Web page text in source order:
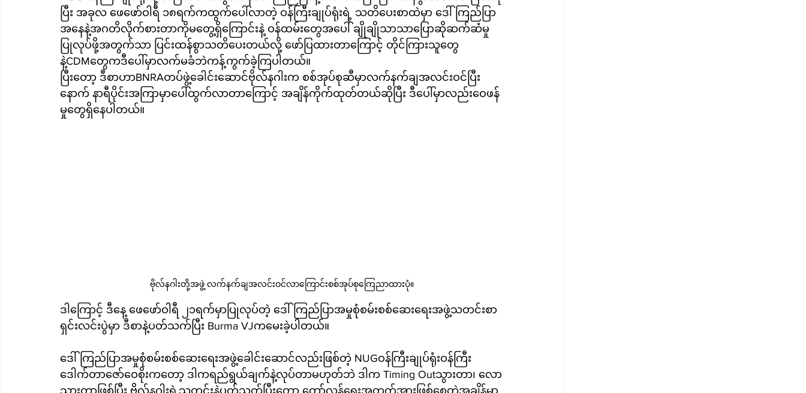
ပြီး အခုလ ဖေ‌ဖော်ဝါရီ ၁၈ရက်ကထွက်ပေါ်လာတဲ့ ဝန်ကြီးချုပ်ရုံးရဲ့ သတိပေးစာထဲမှာ ဒေါ်ကြည်ပြာ
အနေနဲ့အဂတိလိုက်စားတာကိုမတွေ့ရှိကြောင်းနဲ့ ဝန်ထမ်းတွေအပေါ် ချိုချိုသာသာပြောဆိုဆက်ဆံမှု
ပြုလုပ်ဖို့အတွက်သာ ပြင်းထန်စွာသတိပေးတယ်လို့ ဖော်ပြထားတာကြောင့် တိုင်ကြားသူတွေ
နဲ့CDMတွေကဒီပေါ်မှာလက်မခံဘဲကန့်ကွက်ခဲ့ကြပါတယ်။
ပြီးတော့ ဒီစာဟာBNRAတပ်ဖွဲ့ခေါင်းဆောင်ဗိုလ်နဂါးက စစ်အုပ်စုဆီမှာလက်နက်ချအလင်းဝင်ပြီး
နောက် နာရီပိုင်းအကြာမှာပေါ်ထွက်လာတာကြောင့် အချိန်ကိုက်ထုတ်တယ်ဆိုပြီး ဒီပေါ်မှာလည်းဝေဖန်
မှုတွေရှိနေပါတယ်။
ဗိုလ်နဂါးတို့အဖွဲ့ လက်နက်ချအလင်းဝင်လာကြောင်းစစ်အုပ်စုကြေညာထားပုံ။
ဒါကြောင့် ဒီနေ့ ဖေဖော်ဝါရီ ၂၁ရက်မှာပြုလုပ်တဲ့ ဒေါ်ကြည်ပြာအမှုစုံစမ်းစစ်ဆေးရေးအဖွဲ့သတင်းစာ
ရှင်းလင်းပွဲမှာ ဒီစာနဲ့ပတ်သက်ပြီး Burma VJကမေးခဲ့ပါတယ်။
ဒေါ်ကြည်ပြာအမှုစုံစမ်းစစ်ဆေးရေးအဖွဲ့ခေါင်းဆောင်လည်းဖြစ်တဲ့ NUGဝန်ကြီးချုပ်ရုံးဝန်ကြီး
ဒေါက်တာဇော်ဝေစိုးကတော့ ဒါကရည်ရွယ်ချက်နဲ့လုပ်တာမဟုတ်ဘဲ ဒါက Timing Outသွားတာ၊ လော